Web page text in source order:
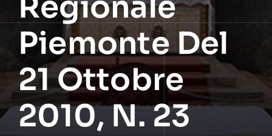
Piemonte Del
21 Ottobre
2010, N. 23